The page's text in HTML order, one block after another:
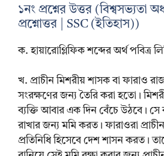
১নং প্রশ্নের উত্তর (বিশ্বসভ্যতা
প্রশ্নোত্তর | SSC (ইতিহাস))
ক. হায়ারোগ্লিফিক শব্দের অর্থ পবিত্র
খ. প্রাচীন মিশরীয় শাসক বা ফারাও
সংরক্ষণের জন্য তৈরি করা হতো।
ব্যক্তি আবার এক দিন বেঁচে উঠবে। সে
রাখার জন্য মমি করত। ফারাওরা
প্রতিনিধি হিসেবে দেশ শাসন করত।